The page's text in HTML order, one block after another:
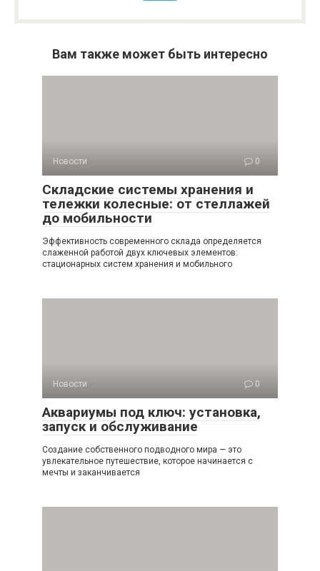
Вам также может быть интересно
Новости 0
Складские системы хранения и
тележки колесные: от стеллажей
до мобильности
Эффективность современного склада определяется
слаженной работой двух ключевых элементов:
стационарных систем хранения и мобильного
Новости 0
Аквариумы под ключ: установка,
запуск и обслуживание
Создание собственного подводного мира — это
увлекательное путешествие, которое начинается с
мечты и заканчивается